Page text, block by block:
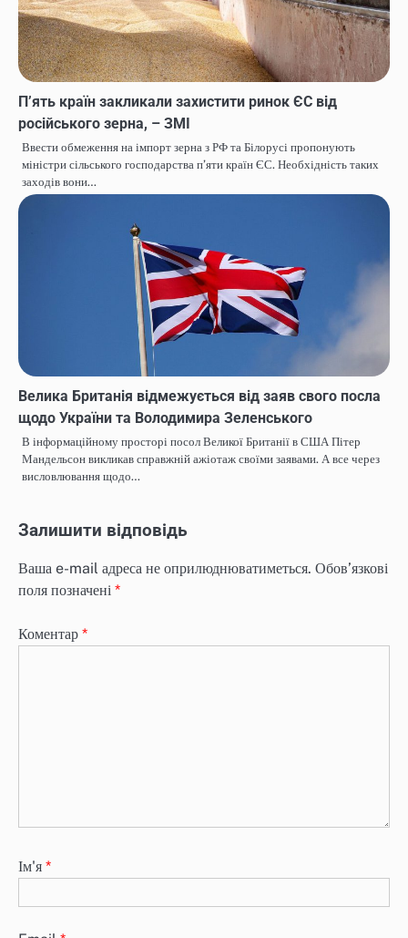
П’ять країн закликали захистити ринок ЄС від
російського зерна, – ЗМІ
Ввести обмеження на імпорт зерна з РФ та Білорусі пропонують
міністри сільського господарства п’яти країн ЄС. Необхідність таких
заходів вони…
Велика Британія відмежується від заяв свого посла
щодо України та Володимира Зеленського
В інформаційному просторі посол Великої Британії в США Пітер
Мандельсон викликав справжній ажіотаж своїми заявами. А все через
висловлювання щодо…
Залишити відповідь
Ваша e-mail адреса не оприлюднюватиметься. Обов’язкові
поля позначені *
Коментар *
Ім'я *